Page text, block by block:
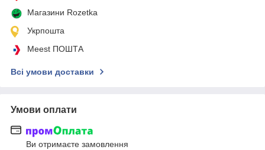
Магазини Rozetka
Укрпошта
Meest ПОШТА
Всі умови доставки
Умови оплати
Ви отримаєте замовлення